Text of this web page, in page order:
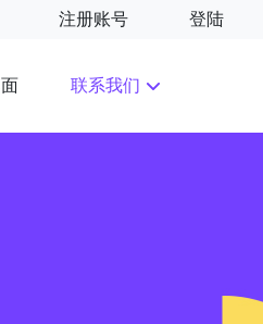
注册账号 登陆
联系我们